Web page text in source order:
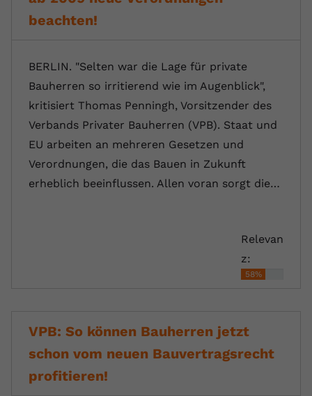
beachten!
BERLIN. "Selten war die Lage für private
Bauherren so irritierend wie im Augenblick",
kritisiert Thomas Penningh, Vorsitzender des
Verbands Privater Bauherren (VPB). Staat und
EU arbeiten an mehreren Gesetzen und
Verordnungen, die das Bauen in Zukunft
erheblich beeinflussen. Allen voran sorgt die…
Relevan
z:
58%
VPB: So können Bauherren jetzt
schon vom neuen Bauvertragsrecht
profitieren!